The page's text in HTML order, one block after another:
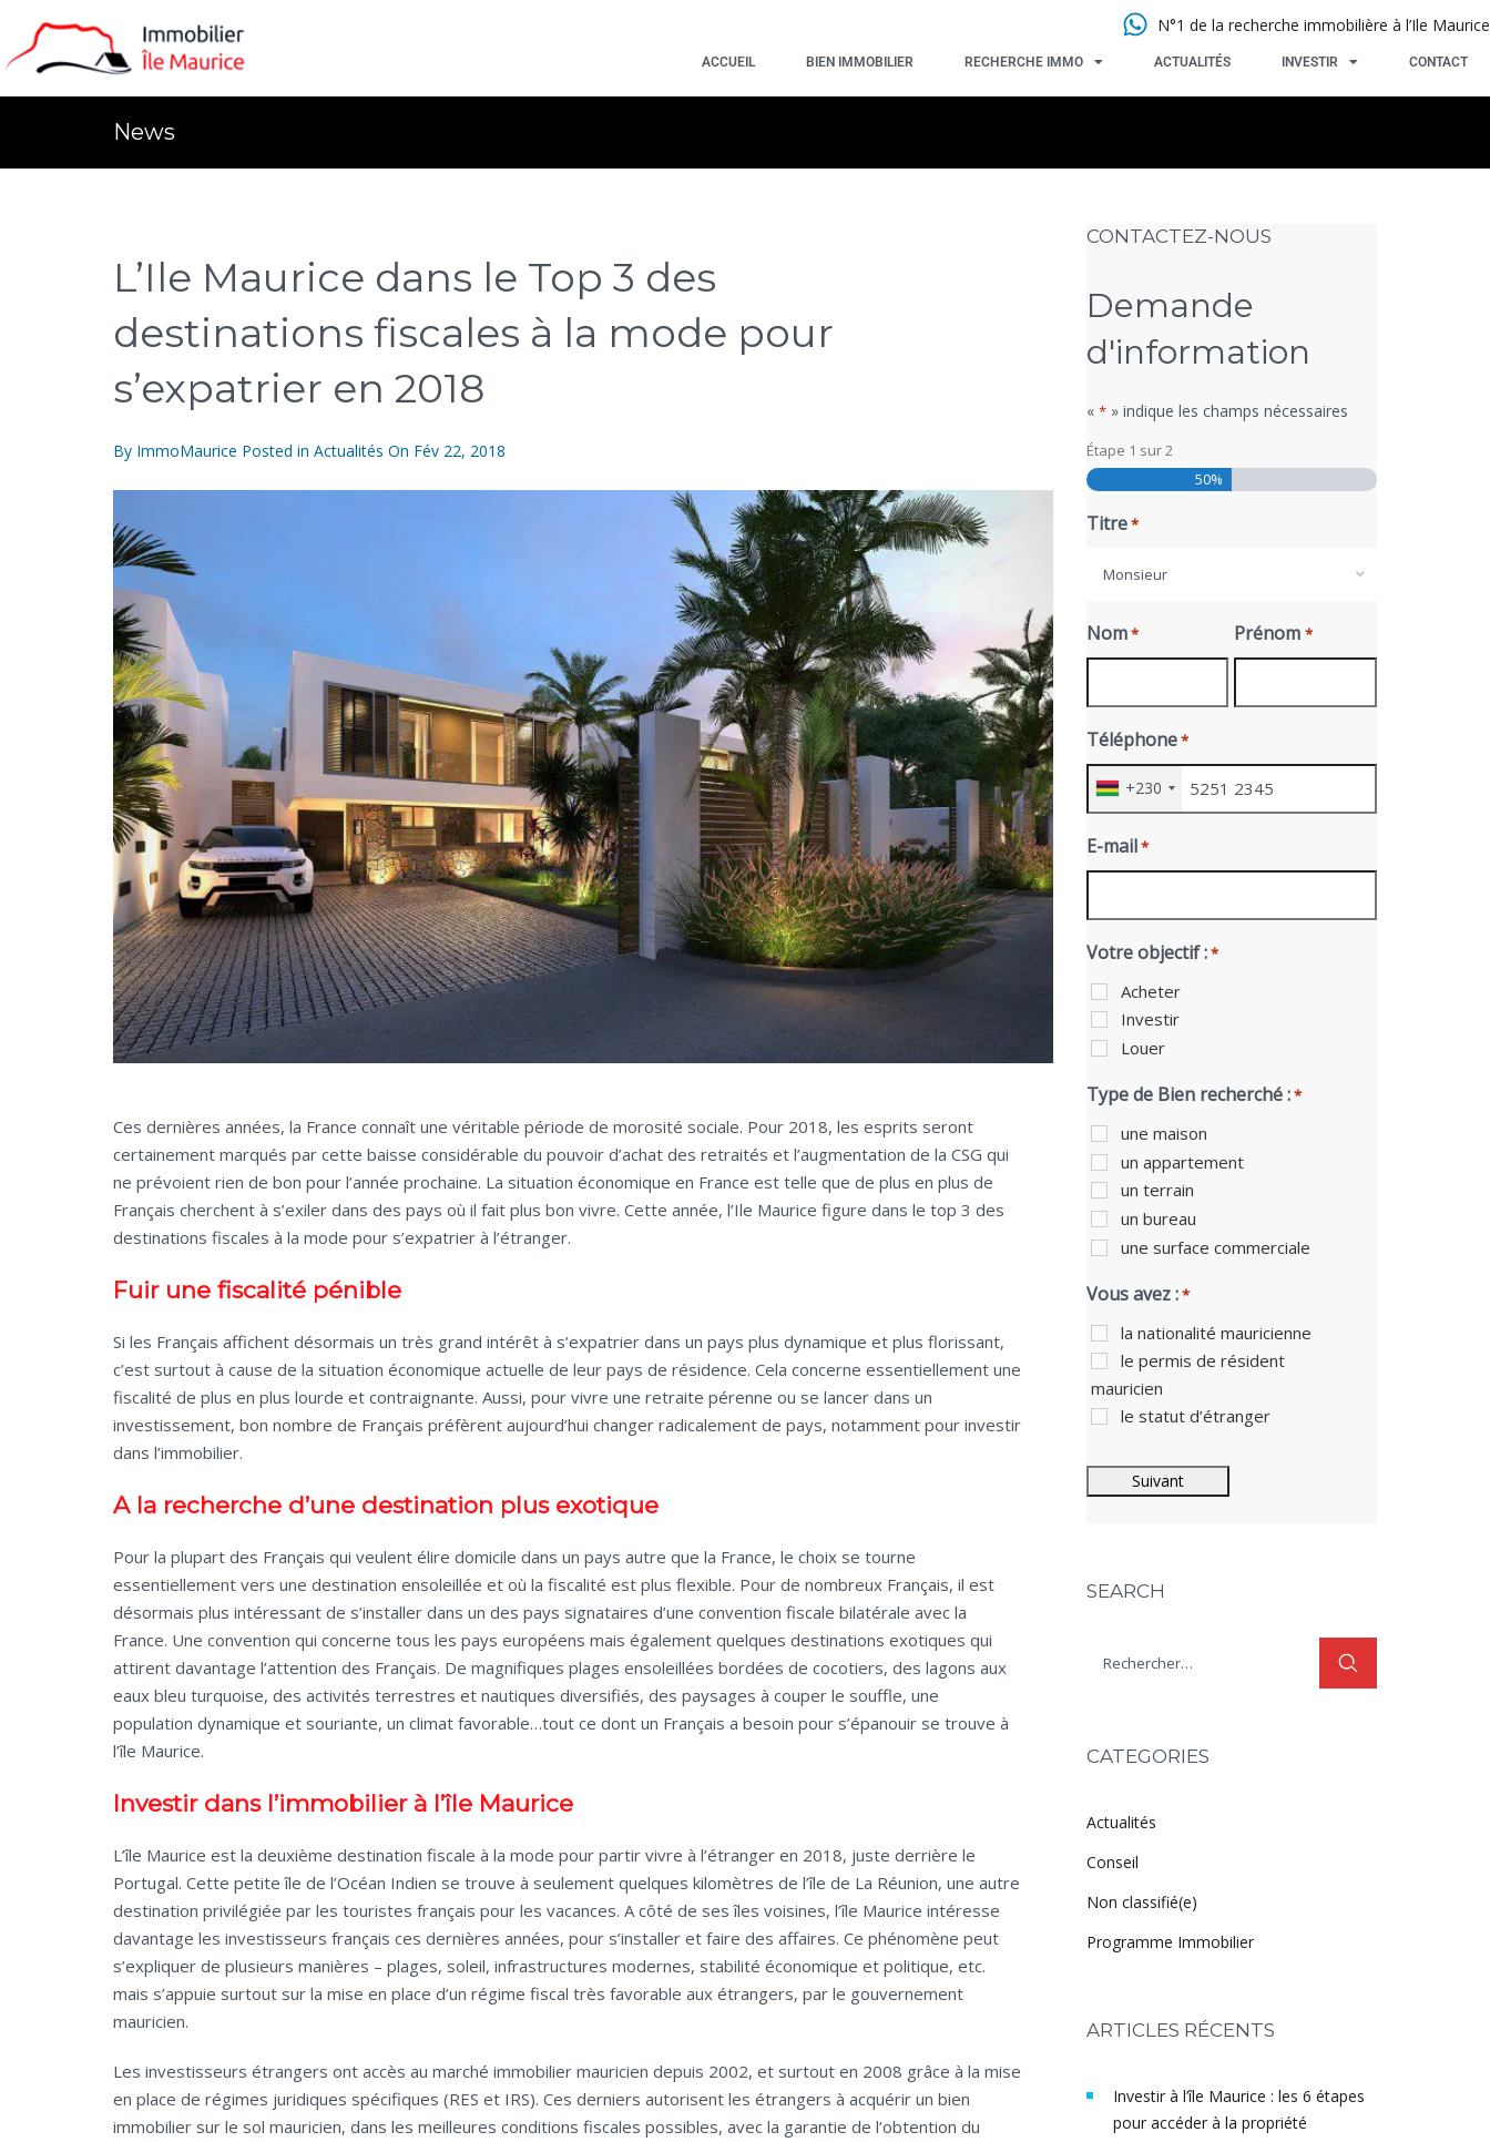
N°1 de la recherche immobilière à l’Ile Maurice
ACCUEIL BIEN IMMOBILIER RECHERCHE IMMO ACTUALITÉS INVESTIR CONTACT
News
L’Ile Maurice dans le Top 3 des
destinations fiscales à la mode pour
s’expatrier en 2018
By ImmoMaurice Posted in Actualités On Fév 22, 2018
Ces dernières années, la France connaît une véritable période de morosité sociale. Pour 2018, les esprits seront
certainement marqués par cette baisse considérable du pouvoir d’achat des retraités et l’augmentation de la CSG qui
ne prévoient rien de bon pour l’année prochaine. La situation économique en France est telle que de plus en plus de
Français cherchent à s’exiler dans des pays où il fait plus bon vivre. Cette année, l’Ile Maurice figure dans le top 3 des
destinations fiscales à la mode pour s’expatrier à l’étranger.
Fuir une fiscalité pénible
Si les Français affichent désormais un très grand intérêt à s’expatrier dans un pays plus dynamique et plus florissant,
c’est surtout à cause de la situation économique actuelle de leur pays de résidence. Cela concerne essentiellement une
fiscalité de plus en plus lourde et contraignante. Aussi, pour vivre une retraite pérenne ou se lancer dans un
investissement, bon nombre de Français préfèrent aujourd’hui changer radicalement de pays, notamment pour investir
dans l’immobilier.
A la recherche d’une destination plus exotique
Pour la plupart des Français qui veulent élire domicile dans un pays autre que la France, le choix se tourne
essentiellement vers une destination ensoleillée et où la fiscalité est plus flexible. Pour de nombreux Français, il est
désormais plus intéressant de s’installer dans un des pays signataires d’une convention fiscale bilatérale avec la
France. Une convention qui concerne tous les pays européens mais également quelques destinations exotiques qui
attirent davantage l’attention des Français. De magnifiques plages ensoleillées bordées de cocotiers, des lagons aux
eaux bleu turquoise, des activités terrestres et nautiques diversifiés, des paysages à couper le souffle, une
population dynamique et souriante, un climat favorable…tout ce dont un Français a besoin pour s’épanouir se trouve à
l’île Maurice.
Investir dans l’immobilier à l’île Maurice
L’île Maurice est la deuxième destination fiscale à la mode pour partir vivre à l’étranger en 2018, juste derrière le
Portugal. Cette petite île de l’Océan Indien se trouve à seulement quelques kilomètres de l’île de La Réunion, une autre
destination privilégiée par les touristes français pour les vacances. A côté de ses îles voisines, l’île Maurice intéresse
davantage les investisseurs français ces dernières années, pour s’installer et faire des affaires. Ce phénomène peut
s’expliquer de plusieurs manières – plages, soleil, infrastructures modernes, stabilité économique et politique, etc.
mais s’appuie surtout sur la mise en place d’un régime fiscal très favorable aux étrangers, par le gouvernement
mauricien.
Les investisseurs étrangers ont accès au marché immobilier mauricien depuis 2002, et surtout en 2008 grâce à la mise
en place de régimes juridiques spécifiques (RES et IRS). Ces derniers autorisent les étrangers à acquérir un bien
immobilier sur le sol mauricien, dans les meilleures conditions fiscales possibles, avec la garantie de l’obtention du
CONTACTEZ-NOUS
Demande
d'information
« *» indique les champs nécessaires
Étape 1 sur2
50%
Titre*
Monsieur
Nom* Prénom *
Téléphone*
+230
E-mail*
Votre objectif :*
Acheter
Investir
Louer
Type de Bien recherché :*
une maison
un appartement
un terrain
un bureau
une surface commerciale
Vous avez :*
la nationalité mauricienne
le permis de résident
mauricien
le statut d’étranger
SEARCH
CATEGORIES
Actualités
Conseil
Non classifié(e)
Programme Immobilier
ARTICLES RÉCENTS
Investir à l’île Maurice : les 6 étapes
pour accéder à la propriété